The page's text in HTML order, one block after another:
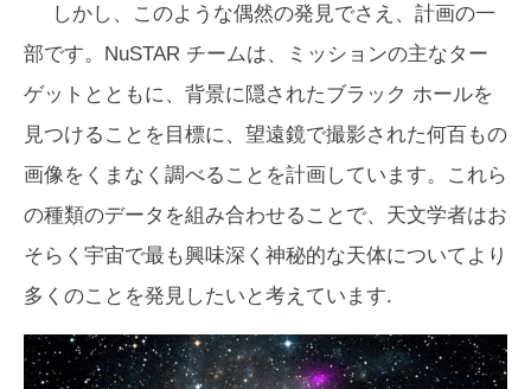
しかし、このような偶然の発見でさえ、計画の一
部です。NuSTAR チームは、ミッションの主なター
ゲットとともに、背景に隠されたブラック ホールを
見つけることを目標に、望遠鏡で撮影された何百もの
画像をくまなく調べることを計画しています。これら
の種類のデータを組み合わせることで、天文学者はお
そらく宇宙で最も興味深く神秘的な天体についてより
多くのことを発見したいと考えています.